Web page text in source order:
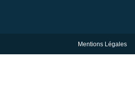
Mentions Légales